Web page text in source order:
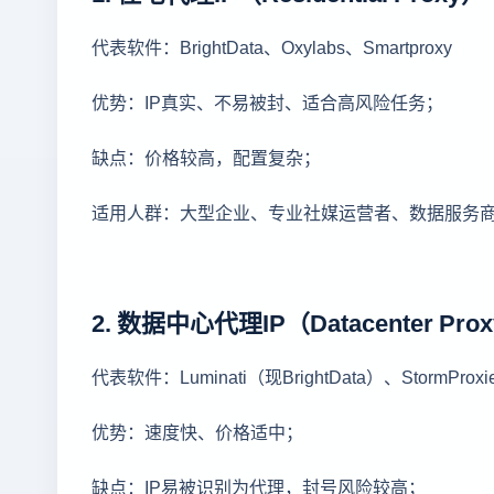
代表软件：BrightData、Oxylabs、Smartproxy
优势：IP真实、不易被封、适合高风险任务；
缺点：价格较高，配置复杂；
适用人群：大型企业、专业社媒运营者、数据服务商
2. 数据中心代理IP（Datacenter
代表软件：Luminati（现BrightData）、
优势：速度快、价格适中；
缺点：IP易被识别为代理，封号风险较高；